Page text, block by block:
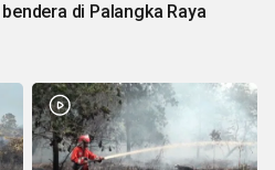
di Palangka Raya